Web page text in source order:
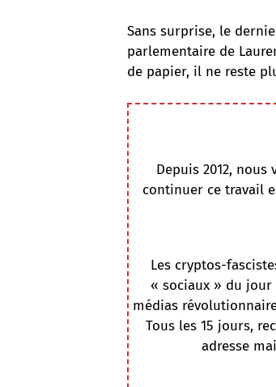
Sans surprise, le
parlementaire de
de papier, il ne reste
Depuis 2012,
continuer ce travail
Les cryptos-
« sociaux » du jour
médias
Tous les 15 jours,
adresse